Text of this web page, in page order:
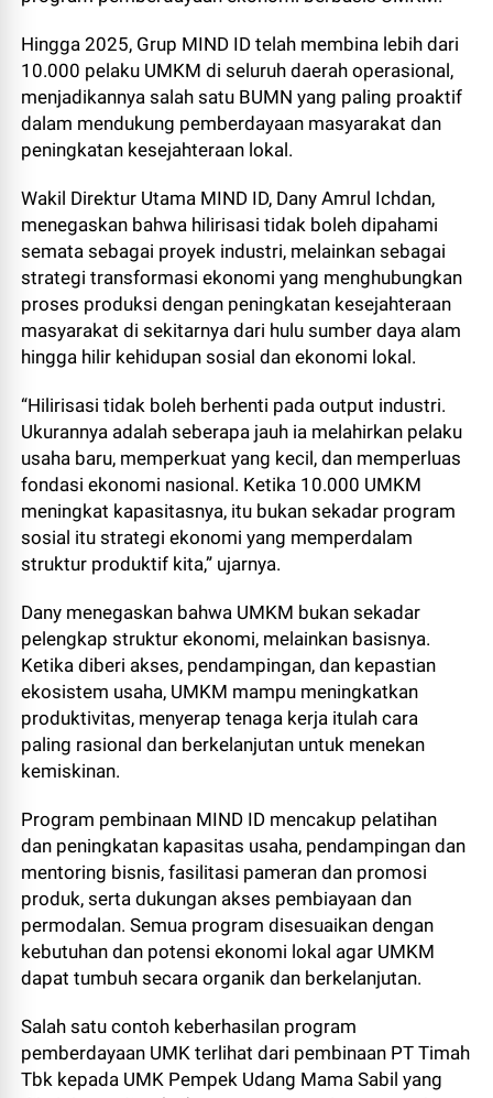
Hingga 2025, Grup MIND ID telah membina lebih dari
10.000 pelaku UMKM di seluruh daerah operasional,
menjadikannya salah satu BUMN yang paling proaktif
dalam mendukung pemberdayaan masyarakat dan
peningkatan kesejahteraan lokal.
Wakil Direktur Utama MIND ID, Dany Amrul Ichdan,
menegaskan bahwa hilirisasi tidak boleh dipahami
semata sebagai proyek industri, melainkan sebagai
strategi transformasi ekonomi yang menghubungkan
proses produksi dengan peningkatan kesejahteraan
masyarakat di sekitarnya dari hulu sumber daya alam
hingga hilir kehidupan sosial dan ekonomi lokal.
“Hilirisasi tidak boleh berhenti pada output industri.
Ukurannya adalah seberapa jauh ia melahirkan pelaku
usaha baru, memperkuat yang kecil, dan memperluas
fondasi ekonomi nasional. Ketika 10.000 UMKM
meningkat kapasitasnya, itu bukan sekadar program
sosial itu strategi ekonomi yang memperdalam
struktur produktif kita,” ujarnya.
Dany menegaskan bahwa UMKM bukan sekadar
pelengkap struktur ekonomi, melainkan basisnya.
Ketika diberi akses, pendampingan, dan kepastian
ekosistem usaha, UMKM mampu meningkatkan
produktivitas, menyerap tenaga kerja itulah cara
paling rasional dan berkelanjutan untuk menekan
kemiskinan.
Program pembinaan MIND ID mencakup pelatihan
dan peningkatan kapasitas usaha, pendampingan dan
mentoring bisnis, fasilitasi pameran dan promosi
produk, serta dukungan akses pembiayaan dan
permodalan. Semua program disesuaikan dengan
kebutuhan dan potensi ekonomi lokal agar UMKM
dapat tumbuh secara organik dan berkelanjutan.
Salah satu contoh keberhasilan program
pemberdayaan UMK terlihat dari pembinaan PT Timah
Tbk kepada UMK Pempek Udang Mama Sabil yang